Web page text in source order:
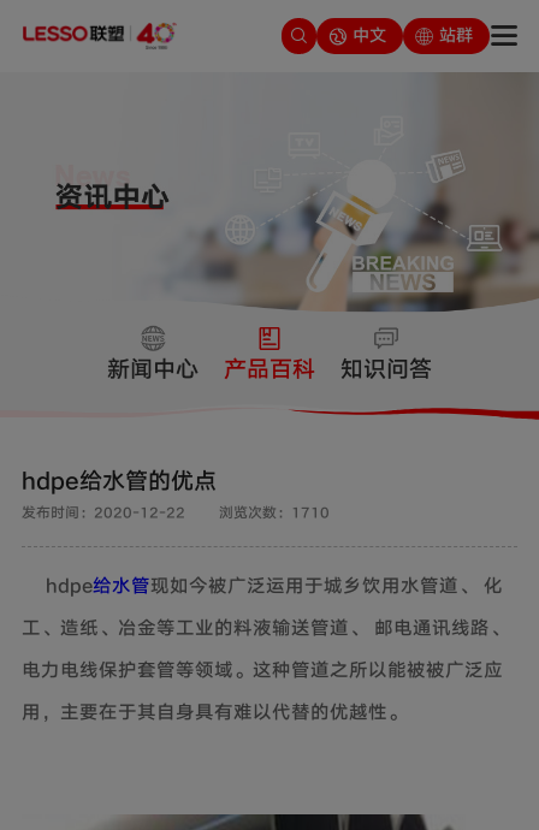
中文 站群
新闻中心 产品百科 知识问答
hdpe给水管的优点
发布时间：2020-12-22 浏览次数：1710
hdpe给水管现如今被广泛运用于城乡饮用水管道、 化
工、造纸、冶金等工业的料液输送管道、 邮电通讯线路、
电力电线保护套管等领域。这种管道之所以能被被广泛应
用，主要在于其自身具有难以代替的优越性。